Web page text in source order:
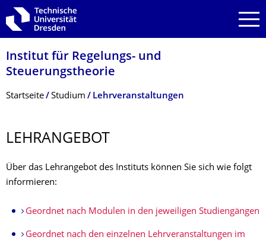
Zur Hauptnavigation springen
Zur Suche springen
Zum Inhalt springen
Institut für Regelungs- und
Steuerungstheorie
Breadcrumb-Menü
Startseite Studium Lehrveranstaltungen
LEHRANGEBOT
Über das Lehrangebot des Instituts können Sie sich wie folgt
informieren:
Geordnet nach Modulen in den jeweiligen Studiengängen
Geordnet nach den einzelnen Lehrveranstaltungen im